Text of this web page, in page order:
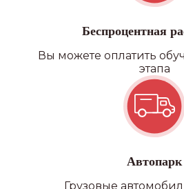
Беспроцентная
Вы можете оплатить
этапа
Автопарк
Грузовые